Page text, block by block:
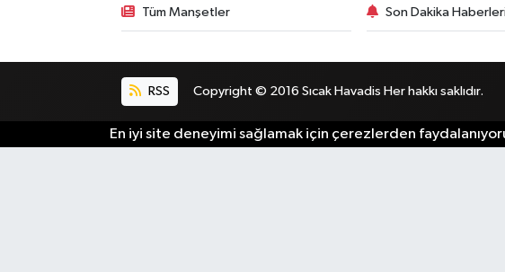
Tüm Manşetler Son Dakika
RSS Copyright © 2016 Sıcak Havadis Her hakkı saklıdır.
En iyi site deneyimi sağlamak için çerezlerden